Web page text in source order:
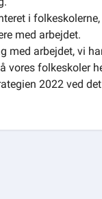
i
med arbejdet.
med arbejdet, vi
vores folkeskoler
2022 ved